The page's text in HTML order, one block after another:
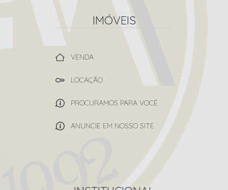
IMÓVEIS
VENDA
LOCAÇÃO
PROCURAMOS PARA VOCÊ
ANUNCIE EM NOSSO SITE